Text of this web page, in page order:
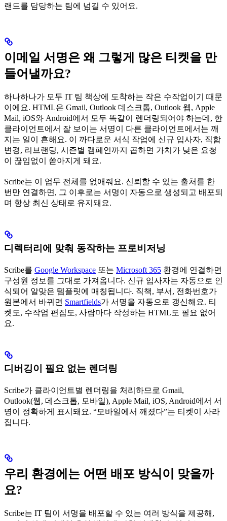
랜드를 담당하는 팀에 넘길 수 있어요.
이메일 서명은 왜 그렇게 많은 티켓을 만
들어낼까요?
하나하나가 모두 IT 팀 책상에 도착하는 작은 수작업이기 때문
이에요. HTML은 Gmail, Outlook 데스크톱, Outlook 웹, Apple
Mail, iOS와 Android에서 모두 똑같이 렌더링되어야 하는데, 한
클라이언트에서 잘 보이는 서명이 다른 클라이언트에서는 깨
지는 일이 흔해요. 이 까다로운 서식 작업에 신규 입사자, 직함
변경, 리브랜딩, 시즌별 캠페인까지 곱하면 가치가 낮은 요청
이 끊임없이 쏟아지게 돼요.
Scribe는 이 업무 전체를 없애줘요. 신뢰할 수 있는 출처를 한
번만 연결하면, 그 이후로는 서명이 자동으로 생성되고 배포되
며 항상 최신 상태로 유지돼요.
디렉터리에 맞춰 동작하는 프로비저닝
Scribe를 Google Workspace 또는 Microsoft 365 환경에 연결하면
구성원 정보를 그대로 가져옵니다. 신규 입사자는 자동으로 인
식되어 알맞은 템플릿에 매칭됩니다. 직책, 부서, 전화번호가
원본에서 바뀌면 Smartfields가 서명을 자동으로 갱신해요. 티
켓도, 수작업 편집도, 사람마다 작성하는 HTML도 필요 없어
요.
디버깅이 필요 없는 렌더링
Scribe가 클라이언트별 렌더링을 처리하므로 Gmail,
Outlook(웹, 데스크톱, 모바일), Apple Mail, iOS, Android에서 서
명이 정확하게 표시돼요. “모바일에서 깨졌다”는 티켓이 사라
집니다.
우리 환경에는 어떤 배포 방식이 맞을까
요?
Scribe는 IT 팀이 서명을 배포할 수 있는 여러 방식을 제공해,